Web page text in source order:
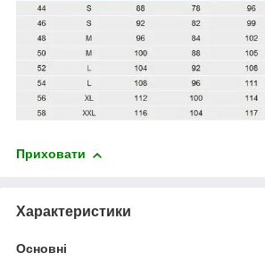
Приховати
Характеристики
Основні